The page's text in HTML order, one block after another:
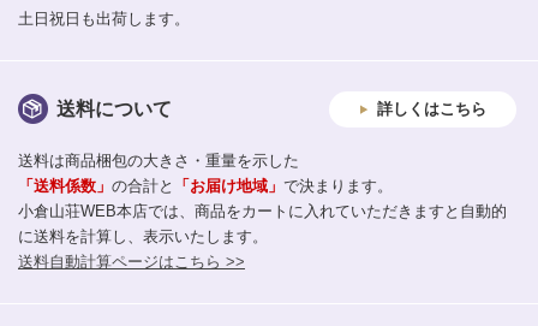
土日祝日も出荷します。
送料について 詳しくはこちら
送料は商品梱包の大きさ・重量を示した
「送料係数」 の合計と 「お届け地域」 で決まります。
小倉山荘WEB本店では、商品をカートに入れていただきますと自動的
に送料を計算し、表示いたします。
送料自動計算ページはこちら >>